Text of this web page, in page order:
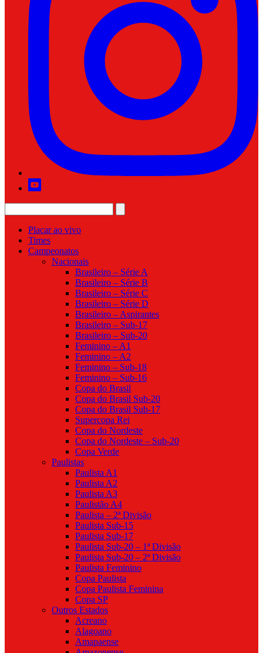
Placar ao vivo
Times
Campeonatos
Nacionais
Brasileiro – Série A
Brasileiro – Série B
Brasileiro – Série C
Brasileiro – Série D
Brasileiro – Aspirantes
Brasileiro – Sub-17
Brasileiro – Sub-20
Feminino – A1
Feminino – A2
Feminino – Sub-18
Feminino – Sub-16
Copa do Brasil
Copa do Brasil Sub-20
Copa do Brasil Sub-17
Supercopa Rei
Copa do Nordeste
Copa do Nordeste – Sub-20
Copa Verde
Paulistas
Paulista A1
Paulista A2
Paulista A3
Paulistão A4
Paulista – 2ª Divisão
Paulista Sub-15
Paulista Sub-17
Paulista Sub-20 – 1ª Divisão
Paulista Sub-20 – 2ª Divisão
Paulista Feminino
Copa Paulista
Copa Paulista Feminina
Copa SP
Outros Estados
Acreano
Alagoano
Amapaense